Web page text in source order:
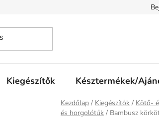
Jogi
Kiegészítők Késztermékek/
Kezdőlap / Kiegészítők / Kötő-
és horgolótűk / Bambusz